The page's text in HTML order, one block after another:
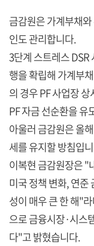
금감원은 가계부채
인도 관리합니다.
3단계 스트레스 DSR
행을 확립해 가계부
의 경우 PF 사업장
PF 자금 선순환을 유
아울러 금감원은 올
세를 유지할 방침입
이복현 금감원장은 "
미국 정책 변화, 연준
성이 매우 큰 한 해"
으로 금융시장·시스
다"고 밝혔습니다.